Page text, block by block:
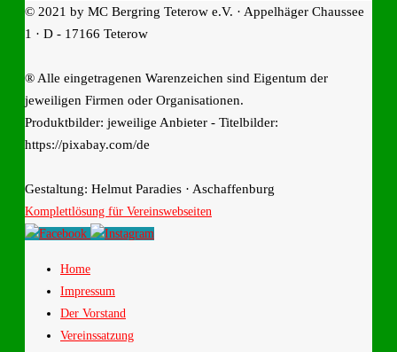
© 2021 by MC Bergring Teterow e.V. · Appelhäger Chaussee
1 · D - 17166 Teterow
® Alle eingetragenen Warenzeichen sind Eigentum der
jeweiligen Firmen oder Organisationen.
Produktbilder: jeweilige Anbieter - Titelbilder:
https://pixabay.com/de
Gestaltung: Helmut Paradies · Aschaffenburg
Komplettlösung für Vereinswebseiten
Home
Impressum
Der Vorstand
Vereinssatzung